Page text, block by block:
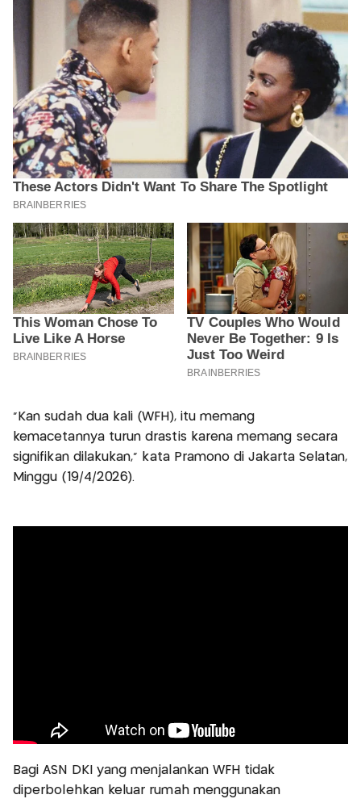
"Kan sudah dua kali (WFH), itu memang
kemacetannya turun drastis karena memang secara
signifikan dilakukan," kata Pramono di Jakarta Selatan,
Minggu (19/4/2026).
Bagi ASN DKI yang menjalankan WFH tidak
diperbolehkan keluar rumah menggunakan